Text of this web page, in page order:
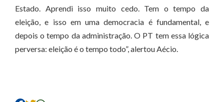
Estado. Aprendi isso muito cedo. Tem o tempo da
eleição, e isso em uma democracia é fundamental, e
depois o tempo da administração. O PT tem essa lógica
perversa: eleição é o tempo todo”, alertou Aécio.